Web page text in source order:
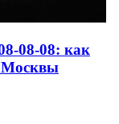
08-08: как
Москвы